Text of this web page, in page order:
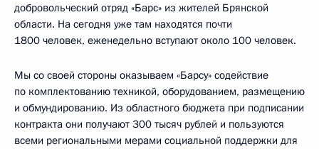
добровольческий отряд «Барс» из жителей Брянской
области. На сегодня уже там находятся почти
1800 человек, еженедельно вступают около 100 человек.
Мы со своей стороны оказываем «Барсу» содействие
по комплектованию техникой, оборудованием, размещению
и обмундированию. Из областного бюджета при подписании
контракта они получают 300 тысяч рублей и пользуются
всеми региональными мерами социальной поддержки для